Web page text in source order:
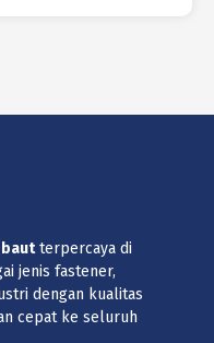
bautterpercaya di
jenis fastener,
dengan kualitas
cepat ke seluruh